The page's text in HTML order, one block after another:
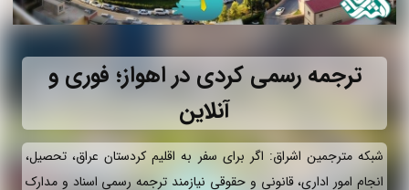
ترجمه رسمی کردی در اهواز؛ فوری و
آنلاین
شبکه مترجمین اشراق: اگر برای سفر به اقلیم کردستان عراق، تحصیل،
انجام امور اداری، قانونی و حقوقی نیازمند ترجمه رسمی اسناد و مدارک